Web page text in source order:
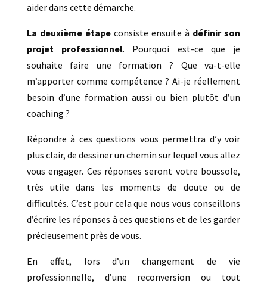
aider dans cette démarche.
La deuxième étapeconsiste ensuite à définir son
projet professionnel. Pourquoi est-ce que je
souhaite faire une formation ? Que va-t-elle
m’apporter comme compétence ? Ai-je réellement
besoin d’une formation aussi ou bien plutôt d’un
coaching ?
Répondre à ces questions vous permettra d’y voir
plus clair, de dessiner un chemin sur lequel vous allez
vous engager. Ces réponses seront votre boussole,
très utile dans les moments de doute ou de
difficultés. C’est pour cela que nous vous conseillons
d’écrire les réponses à ces questions et de les garder
précieusement près de vous.
En effet, lors d’un changement de vie
professionnelle, d’une reconversion ou tout